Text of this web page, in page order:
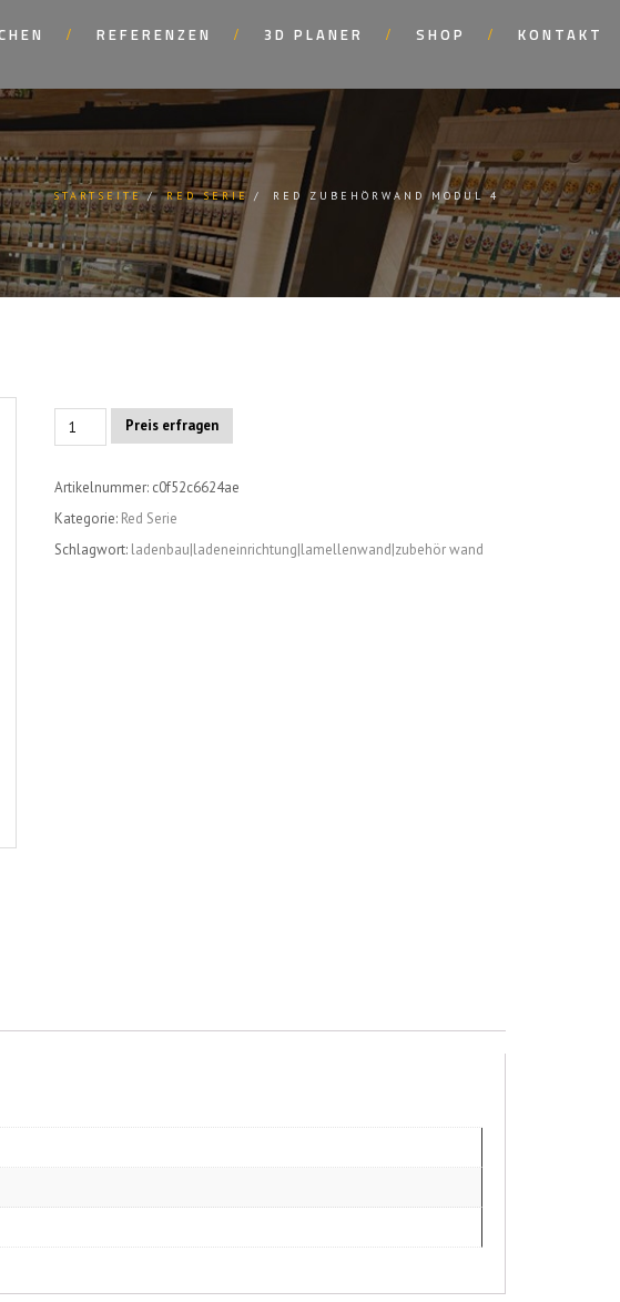
REFERENZEN 3D PLANER SHOP KONTAKT
STARTSEITE RED SERIE RED ZUBEHÖRWAND MODUL 4
Red
Zubehörwand
4
Menge
Preis erfragen
Artikelnummer: c0f52c6624ae
Kategorie: Red Serie
Schlagwort: ladenbau|ladeneinrichtung|lamellenwand|zubehör wand